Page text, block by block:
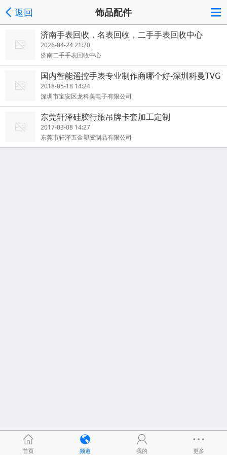
返回 饰品配件
济南手表回收，名表回收，二手手表回收中心
2026-04-24 21:20
济南二手手表回收中心
国内智能遥控手表专业制作商哪个好-深圳科曼TVG
2018-05-18 14:24
深圳市宝安区龙科美电子有限公司
东莞轩泽硅胶行旅吊牌卡套加工定制
2017-03-08 14:27
东莞市轩泽五金塑胶制品有限公司
首页 频道 我的 更多